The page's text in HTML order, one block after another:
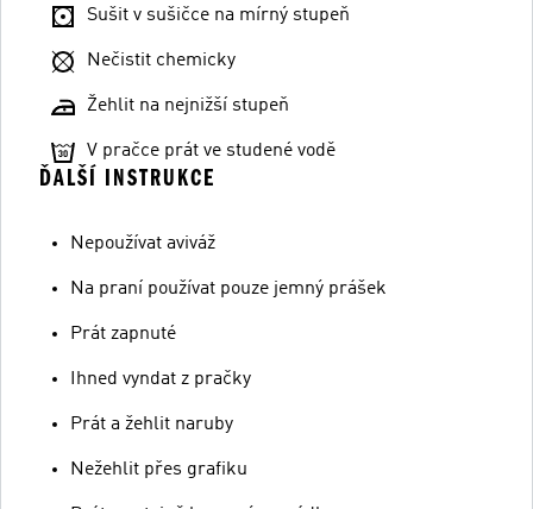
Sušit v sušičce na mírný stupeň
Nečistit chemicky
Žehlit na nejnižší stupeň
V pračce prát ve studené vodě
ĎALŠÍ INSTRUKCE
Nepoužívat aviváž
Na praní používat pouze jemný prášek
Prát zapnuté
Ihned vyndat z pračky
Prát a žehlit naruby
Nežehlit přes grafiku